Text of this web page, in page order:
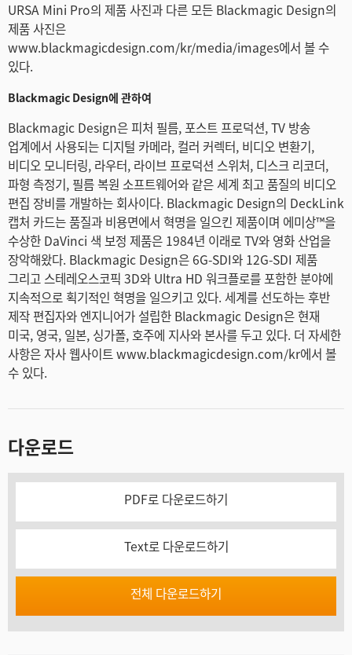
URSA Mini Pro의 제품 사진과 다른 모든 Blackmagic Design의
제품 사진은
www.blackmagicdesign.com/kr/media/images에서 볼 수
있다.
Blackmagic Design에 관하여
Blackmagic Design은 피처 필름, 포스트 프로덕션, TV 방송
업계에서 사용되는 디지털 카메라, 컬러 커렉터, 비디오 변환기,
비디오 모니터링, 라우터, 라이브 프로덕션 스위처, 디스크 리코더,
파형 측정기, 필름 복원 소프트웨어와 같은 세계 최고 품질의 비디오
편집 장비를 개발하는 회사이다. Blackmagic Design의 DeckLink
캡처 카드는 품질과 비용면에서 혁명을 일으킨 제품이며 에미상™을
수상한 DaVinci 색 보정 제품은 1984년 이래로 TV와 영화 산업을
장악해왔다. Blackmagic Design은 6G-SDI와 12G-SDI 제품
그리고 스테레오스코픽 3D와 Ultra HD 워크플로를 포함한 분야에
지속적으로 획기적인 혁명을 일으키고 있다. 세계를 선도하는 후반
제작 편집자와 엔지니어가 설립한 Blackmagic Design은 현재
미국, 영국, 일본, 싱가폴, 호주에 지사와 본사를 두고 있다. 더 자세한
사항은 자사 웹사이트 www.blackmagicdesign.com/kr에서 볼
수 있다.
다운로드
PDF로 다운로드하기
Text로 다운로드하기
전체 다운로드하기